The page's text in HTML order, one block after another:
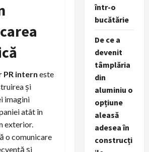
PR intern este
și
imagini
atât în
exterior.
o comunicare
și
într-o
bucătărie
De ce a
devenit
tâmplăria
din
aluminiu o
opțiune
aleasă
adesea în
construcți